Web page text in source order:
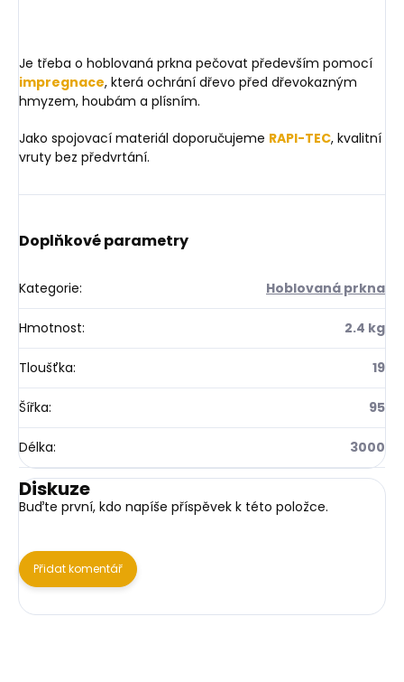
Je třeba o hoblovaná prkna pečovat především pomocí
impregnace, která ochrání dřevo před dřevokazným
hmyzem, houbám a plísním.
Jako spojovací materiál doporučujeme RAPI-TEC, kvalitní
vruty bez předvrtání.
Doplňkové parametry
Kategorie: Hoblovaná prkna
Hmotnost: 2.4 kg
Tloušťka: 19
Šířka: 95
Délka: 3000
Diskuze
Buďte první, kdo napíše příspěvek k této položce.
Přidat komentář